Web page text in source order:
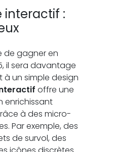
interactif :
de gagner en
il sera davantage
un simple design
offre une
enrichissant
à des micro-
Par exemple, des
de survol, des